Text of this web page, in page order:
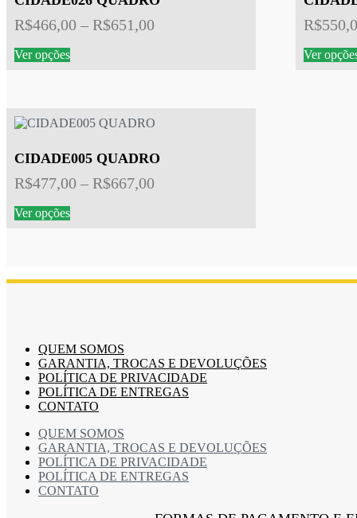
R$466,00 – R$651,00Faixa
Ver opçõesEste
produto
As
ser
escolhidas
na
página
do
R$
Ver
CIDADE005 QUADRO
R$477,00 – R$667,00Faixa
Ver opçõesEste
produto
As
na
página
do
produto
QUEM SOMOS
GARANTIA, TROCAS E DEVOLUÇÕES
POLÍTICA DE PRIVACIDADE
POLÍTICA DE ENTREGAS
CONTATO
QUEM SOMOS
GARANTIA, TROCAS E DEVOLUÇÕES
POLÍTICA DE PRIVACIDADE
POLÍTICA DE ENTREGAS
CONTATO